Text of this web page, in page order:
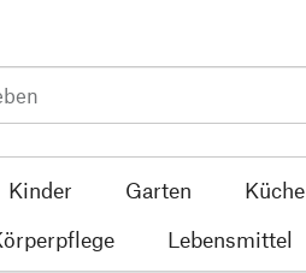
Kinder Garten Küche
Lebensmittel